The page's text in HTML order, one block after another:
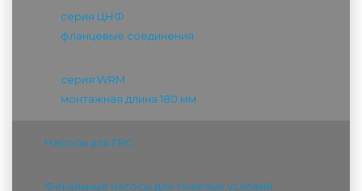
серия ЦНФ
фланцевые соединения
серия WRM
монтажная длина 180 мм
Насосы для ГВС
Фекальные насосы для тяжелых условий